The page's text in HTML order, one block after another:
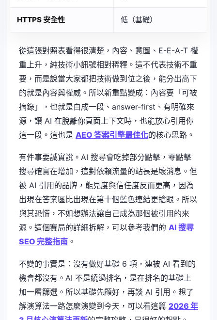
HTTPS 安全性 低（基礎）
從這張對照表看得很清楚，內容、意圖、E-E-A-T 權
重上升，純技術小訊號相對稀釋。這不代表技術不重
要，而是說當大家都把技術做到位之後，能分出高下
的就是內容與權威。所以新重點變成：內容要「可被
摘錄」，也就是自成一段、answer-first、有明確來
源，讓 AI 在脫離你頁面上下文時，也能放心引用你
這一段。這也是 AEO 答案引擎最佳化的核心思路。
有件事要誠實說。AI 搜尋會吃掉部分點擊，零點擊
搜尋確實在增加，這對依賴流量的站長是壞消息。但
被 AI 引用的品牌，能見度與信任度反而更高，因為
出現在答案區比出現在第十個藍色連結更搶眼。所以
與其恐慌，不如想辦法讓自己成為那個被引用的來
源。這個賽局的詳細拆解，可以參考我們的 AI 搜尋
SEO 完整指南 。
不變的事實是：沒有做好基礎 6 項，連被 AI 看到的
機會都沒有。AI 不是繞過排名，是在排名的基礎上
加一層篩選。所以基礎先顧好，再談 AI 引用。想了
解演算法一路怎麼演變到今天，可以看這篇 2026 年